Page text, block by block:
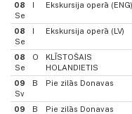
08
Se
I Ekskursija operā (ENG)
08
Se
I Ekskursija operā (LV)
08
Se
O
KLĪSTOŠAIS
HOLANDIETIS
09
Sv
B Pie zilās Donavas
09
B Pie zilās Donavas